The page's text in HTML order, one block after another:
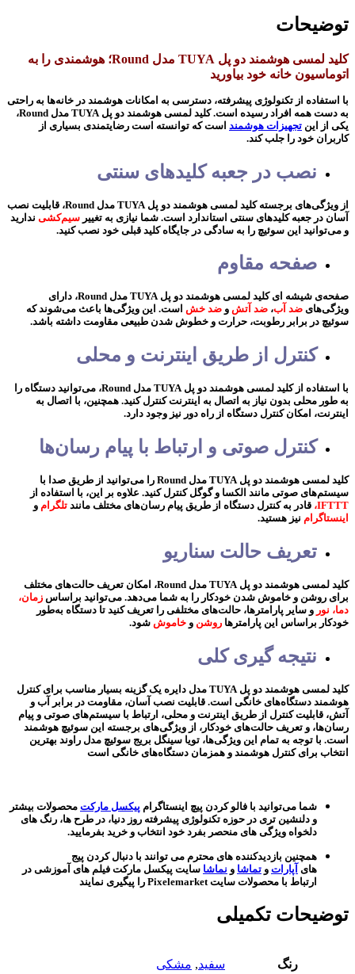
توضیحات
کلید لمسی هوشمند دو پل TUYA مدل Round؛ هوشمندی را به
اتوماسیون خانه خود بیاورید
با استفاده از تکنولوژی پیشرفته، دسترسی به امکانات هوشمند در خانه‌ها به راحتی
به دست همه افراد رسیده است. کلید لمسی هوشمند دو پل TUYA مدل Round،
یکی از این تجهیزات هوشمند است که توانسته است رضایتمندی بسیاری از
کاربران خود را جلب کند.
نصب در جعبه کلیدهای سنتی
از ویژگی‌های برجسته کلید لمسی هوشمند دو پل TUYA مدل Round، قابلیت نصب
آسان در جعبه کلیدهای سنتی استاندارد است. شما نیازی به تغییر سیم‌کشی ندارید
و می‌توانید این سوئیچ را به سادگی در جایگاه کلید قبلی خود نصب کنید.
صفحه مقاوم
صفحه‌ی شیشه ای کلید لمسی هوشمند دو پل TUYA مدل Round، دارای
ویژگی‌های ضد آب، ضد آتش و ضد خش است. این ویژگی‌ها باعث می‌شوند که
سوئیچ در برابر رطوبت، حرارت و خطوش شدن طبیعی مقاومت داشته باشد.
کنترل از طریق اینترنت و محلی
با استفاده از کلید لمسی هوشمند دو پل TUYA مدل Round، می‌توانید دستگاه را
به طور محلی بدون نیاز به اتصال به اینترنت کنترل کنید. همچنین، با اتصال به
اینترنت، امکان کنترل دستگاه از راه دور نیز وجود دارد.
کنترل صوتی و ارتباط با پیام رسان‌ها
کلید لمسی هوشمند دو پل TUYA مدل Round را می‌توانید از طریق صدا با
سیستم‌های صوتی مانند الکسا و گوگل کنترل کنید. علاوه بر این، با استفاده از
IFTTT، قادر به کنترل دستگاه از طریق پیام رسان‌های مختلف مانند تلگرام و
اینستاگرام نیز هستید.
تعریف حالت‌ سناریو
کلید لمسی هوشمند دو پل TUYA مدل Round، امکان تعریف حالت‌های مختلف
برای روشن و خاموش شدن خودکار را به شما می‌دهد. می‌توانید براساس زمان،
دما، نور و سایر پارامترها، حالت‌های مختلفی را تعریف کنید تا دستگاه به‌طور
خودکار براساس این پارامترها روشن و خاموش شود.
نتیجه‌ گیری کلی
کلید لمسی هوشمند دو پل TUYA مدل دایره یک گزینه بسیار مناسب برای کنترل
هوشمند دستگاه‌های خانگی است. قابلیت نصب آسان، مقاومت در برابر آب و
آتش، قابلیت کنترل از طریق اینترنت و محلی، ارتباط با سیستم‌های صوتی و پیام
رسان‌ها، و تعریف حالت‌های خودکار، از ویژگی‌های برجسته این سوئیچ هوشمند
است. با توجه به تمام این ویژگی‌ها، تویا سینگل بریج سوئیچ مدل راوند بهترین
انتخاب برای کنترل هوشمند و همزمان دستگاه‌های خانگی است
شما می‌توانید با فالو کردن پیچ اینستاگرام پیکسل مارکت محصولات بیشتر
و دلنشین تری در حوزه تکنولوژی پیشرفته روز دنیا، در طرح ها، رنگ های
دلخواه ویژگی های منحصر بفرد خود انتخاب و خرید بفرمایید.
همچنین بازدیدکننده های محترم می توانند با دنبال کردن پیج
های آپارات و تماشا و نماشا سایت پیکسل مارکت فیلم های آموزشی در
ارتباط با محصولات سایت Pixelemarket را پیگیری نمایند
توضیحات تکمیلی
رنگ سفید, مشکی